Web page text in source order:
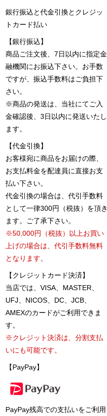
銀行振込と代金引換とクレジッ
トカード払い
【銀行振込】
商品ご注文後、7日以内に指定金
融機関にお振込下さい。お手数
ですが、振込手数料はご負担下
さい。
※商品の発送は、当社にてご入
金確認後、3日以内に発送いたし
ます。
【代金引換】
お客様宛に商品をお届けの際、
お支払料金を配達員に直接お支
払い下さい。
代金引換の場合は、代引手数料
として一律300円（税抜）を頂き
ます。ご了承下さい。
※50,000円（税抜）以上お買い
上げの場合は、代引手数料無料
となります。
【クレジットカード決済】
当店では、VISA、MASTER、
UFJ、NICOS、DC、JCB、
AMEXのカードがご利用できま
す。
※クレジット決済は、分割支払
いにも可能です。
【PayPay】
PayPay残高での支払いをご利用